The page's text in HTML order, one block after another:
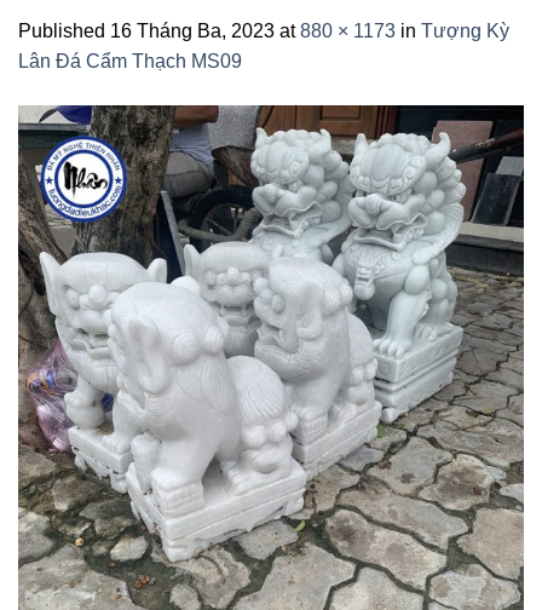
Published 16 Tháng Ba, 2023 at880 × 1173 in Tượng Kỳ
Lân Đá Cẩm Thạch MS09